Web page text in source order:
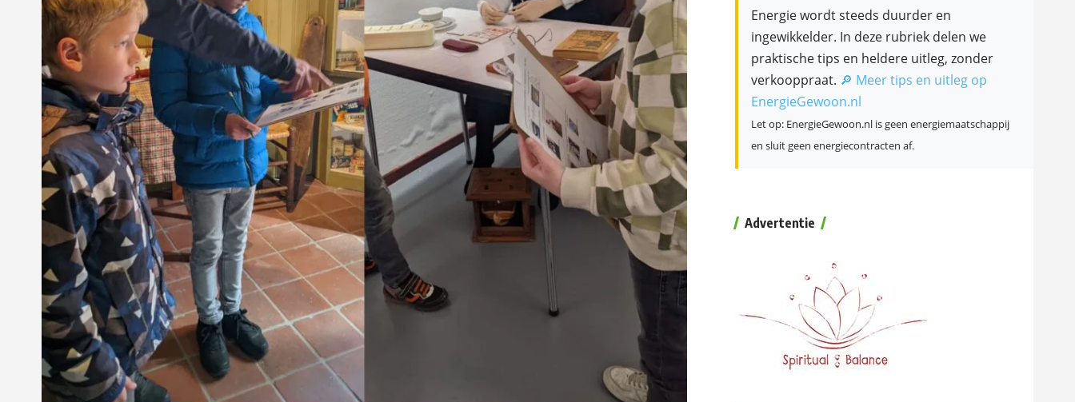
Energie wordt steeds duurder en
ingewikkelder. In deze rubriek delen we
praktische tips en heldere uitleg, zonder
verkooppraat. 🔎 Meer tips en uitleg op
EnergieGewoon.nl
Let op: EnergieGewoon.nl is geen energiemaatschappij
en sluit geen energiecontracten af.
Advertentie